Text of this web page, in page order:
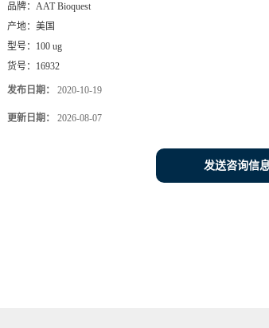
品牌： AAT Bioquest
产地： 美国
型号： 100 ug
货号： 16932
发布日期： 2020-10-19
更新日期： 2026-08-07
发送咨询信